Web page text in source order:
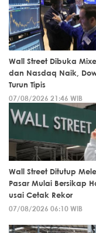
Wall Street Dibuka
dan Nasdaq Naik,
Turun Tipis
07/08/2026 21:46 WIB
Wall Street Ditutup
Pasar Mulai Bersikap
usai Cetak Rekor
07/08/2026 06:10 WIB